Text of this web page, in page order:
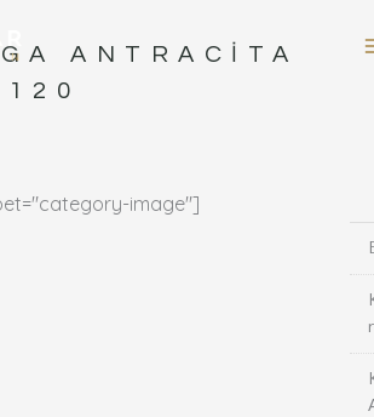
ANTRACITA
image"]